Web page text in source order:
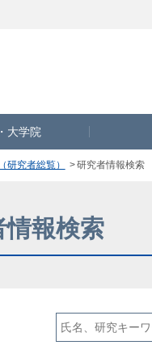
大学院
研究者総覧） 研究者情報検索
情報検索